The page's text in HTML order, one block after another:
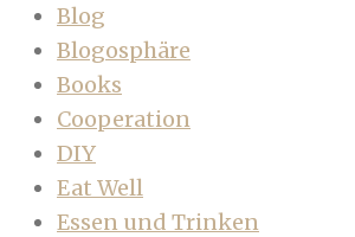
Blog
Blogosphäre
Books
Cooperation
DIY
Eat Well
Essen und Trinken